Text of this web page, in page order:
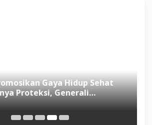
Gaya Hidup Sehat
Generali
Semarang 10K di
2023